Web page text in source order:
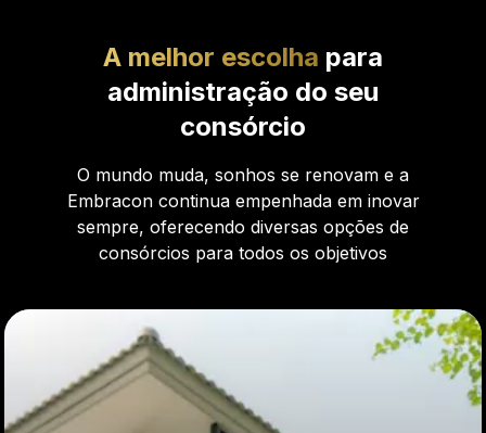
A melhor escolha para
administração do seu
consórcio
O mundo muda, sonhos se renovam e a
Embracon continua empenhada em inovar
sempre, oferecendo diversas opções de
consórcios para todos os objetivos